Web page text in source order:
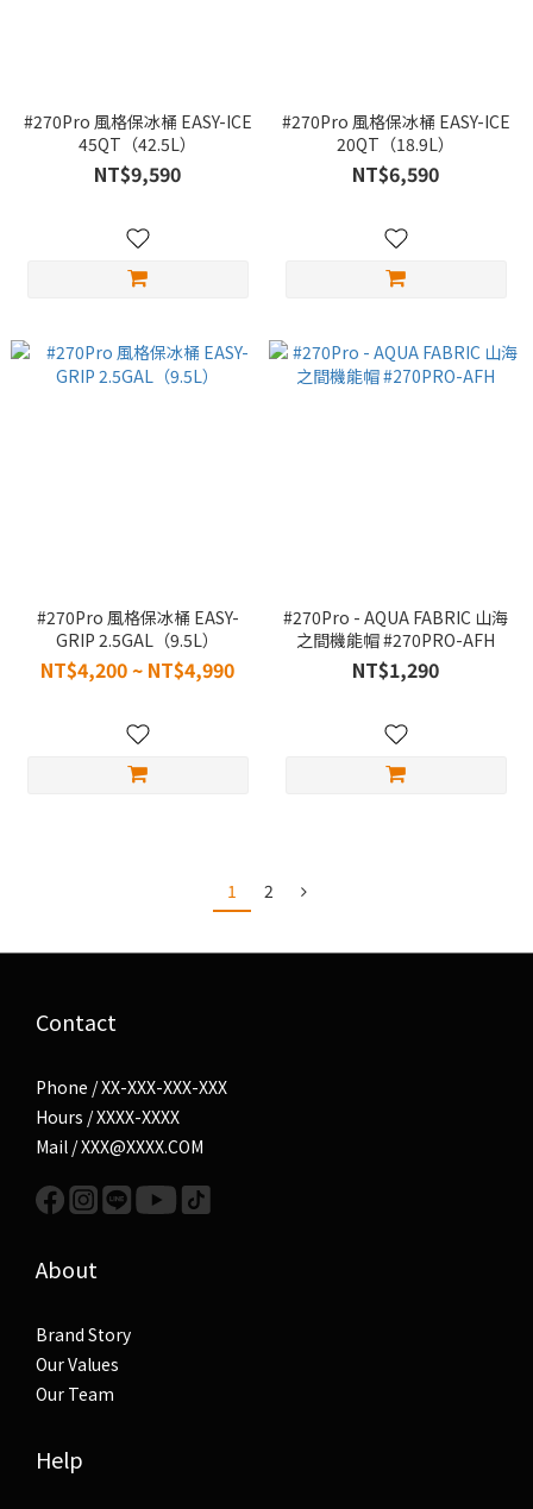
#270Pro 風格保冰桶 EASY-ICE
45QT（42.5L）
NT$9,590
#270Pro 風格保冰桶 EASY-ICE
20QT（18.9L）
NT$6,590
#270Pro 風格保冰桶 EASY-
GRIP 2.5GAL（9.5L）
NT$4,200 ~ NT$4,990
#270Pro - AQUA FABRIC 山海
之間機能帽 #270PRO-AFH
NT$1,290
1 2
Contact
Phone / XX-XXX-XXX-XXX
Hours / XXXX-XXXX
Mail / XXX@XXXX.COM
About
Brand Story
Our Values
Our Team
Help